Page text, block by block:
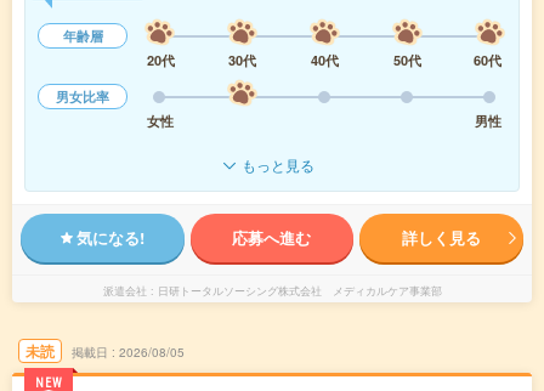
年齢層
20代
30代 40代 50代
60代
男女比率
女性
男性
もっと見る
気になる! 応募へ進む 詳しく見る
派遣会社 日研トータルソーシング株式会社 メディカルケア事業部
未読
NEW
掲載日 2026/08/05